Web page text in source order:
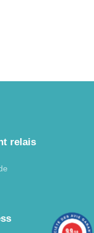
relais
9.9/10